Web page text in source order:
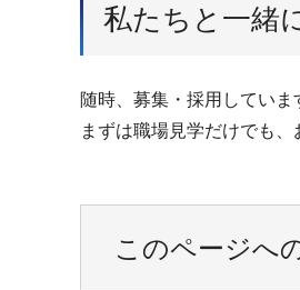
私たちと一緒
随時、募集・採用していま
まずは職場見学だけでも
このページへ